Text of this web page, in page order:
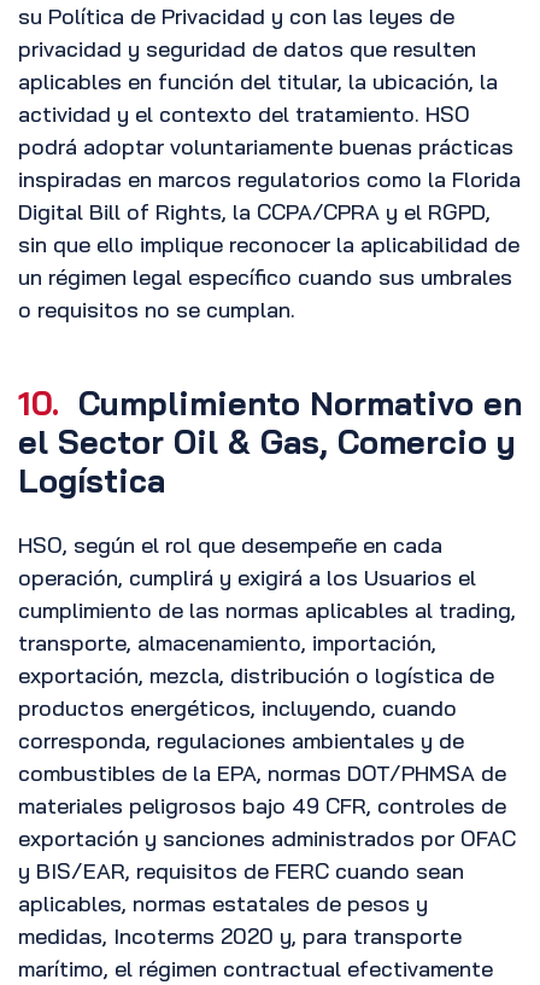
su Política de Privacidad y con las leyes de
privacidad y seguridad de datos que resulten
aplicables en función del titular, la ubicación, la
actividad y el contexto del tratamiento. HSO
podrá adoptar voluntariamente buenas prácticas
inspiradas en marcos regulatorios como la Florida
Digital Bill of Rights, la CCPA/CPRA y el RGPD,
sin que ello implique reconocer la aplicabilidad de
un régimen legal específico cuando sus umbrales
o requisitos no se cumplan.
10. Cumplimiento Normativo en
el Sector Oil & Gas, Comercio y
Logística
HSO, según el rol que desempeñe en cada
operación, cumplirá y exigirá a los Usuarios el
cumplimiento de las normas aplicables al trading,
transporte, almacenamiento, importación,
exportación, mezcla, distribución o logística de
productos energéticos, incluyendo, cuando
corresponda, regulaciones ambientales y de
combustibles de la EPA, normas DOT/PHMSA de
materiales peligrosos bajo 49 CFR, controles de
exportación y sanciones administrados por OFAC
y BIS/EAR, requisitos de FERC cuando sean
aplicables, normas estatales de pesos y
medidas, Incoterms 2020 y, para transporte
marítimo, el régimen contractual efectivamente